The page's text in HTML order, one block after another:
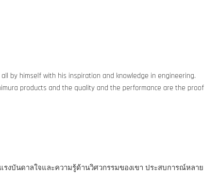
by himself with his inspiration and knowledge in engineering.
products and the quality and the performance are the proof
รงบันดาลใจและความรู้ด้านวิศวกรรมของเขา ประสบการณ์หลาย